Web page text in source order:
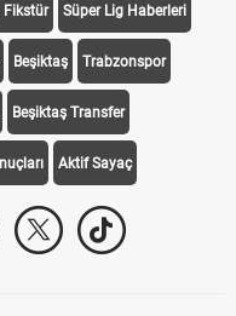
Fikstür Süper Lig Haberleri
Beşiktaş Trabzonspor
Beşiktaş Transfer
Aktif Sayaç